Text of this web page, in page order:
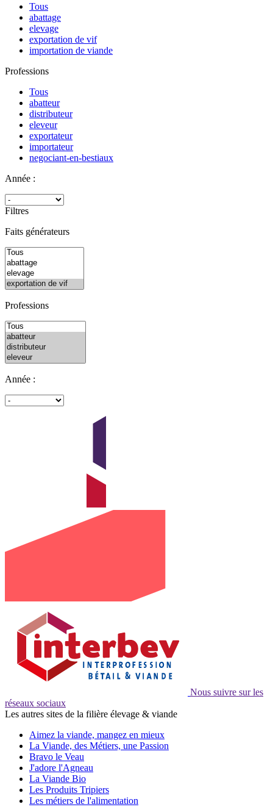
Tous
abattage
elevage
exportation de vif
importation de viande
Professions
Tous
abatteur
distributeur
eleveur
exportateur
importateur
negociant-en-bestiaux
Année :
Filtres
Faits générateurs
Professions
Année :
Nous suivre sur les
réseaux sociaux
Les autres sites de la filière élevage & viande
Aimez la viande, mangez en mieux
La Viande, des Métiers, une Passion
Bravo le Veau
J'adore l'Agneau
La Viande Bio
Les Produits Tripiers
Les métiers de l'alimentation